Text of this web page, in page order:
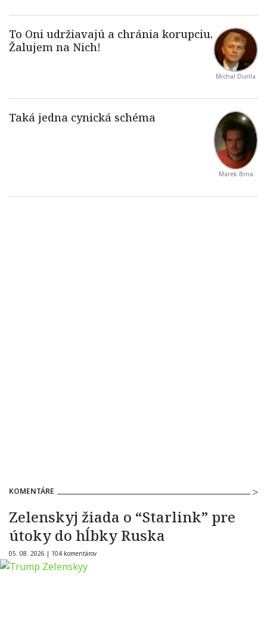
Michal Durila
Marek Brna
KOMENTÁRE
Zelenskyj žiada o “Starlink” pre
útoky do hĺbky Ruska
05. 08. 2026 | 104 komentárov